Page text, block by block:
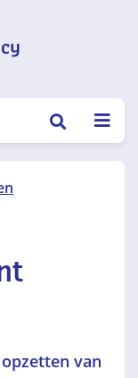
ZOEKEN
van